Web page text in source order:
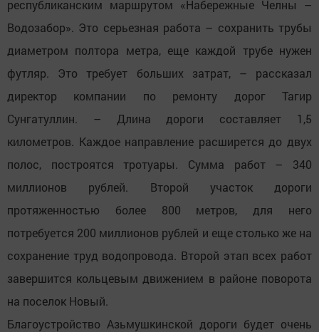
республиканским маршрутом «Набережные Челны –
Водозабор». Это серьезная работа – сохранить трубы
диаметром полтора метра, еще каждой трубе нужен
футляр. Это требует больших затрат, – рассказал
директор компании по ремонту дорог Тагир
Сунгатуллин. – Длина дороги составляет 1,5
километров. Каждое направление расширется до двух
полос, построятся тротуары. Сумма работ – 340
миллионов рублей. Второй участок дороги
протяженностью более 800 метров, для него
потребуется 200 миллионов рублей и еще столько же на
сохранение труд водопровода. Второй этап всех работ
завершится кольцевым движением в районе поворота
на поселок Новый.
Благоустройство Азьмушкинской дороги будет очень